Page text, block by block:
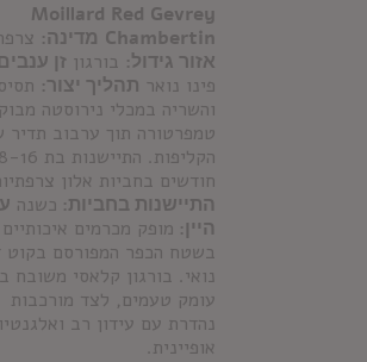
Moillard Red Gevrey
Chambertin מדינה:
אזור גידול: בורגון זן
פינו נואר תהליך יצור:
והשריה במכלי נירוסטה
טמפרטורה תוך ערבוב תדיר
הקליפות. התיישנות בת 8-16
חודשים בחביות אלון
התיישנות בחביות: כשנה
היין: מופק מכרמים איכותיים
בשטח הכפר המפורסם בקוט
נואי. בורגון קלאסי משובח
עומק טעמים, לצד מורכבות
נהדרת עם עידון רב
אופיינית.